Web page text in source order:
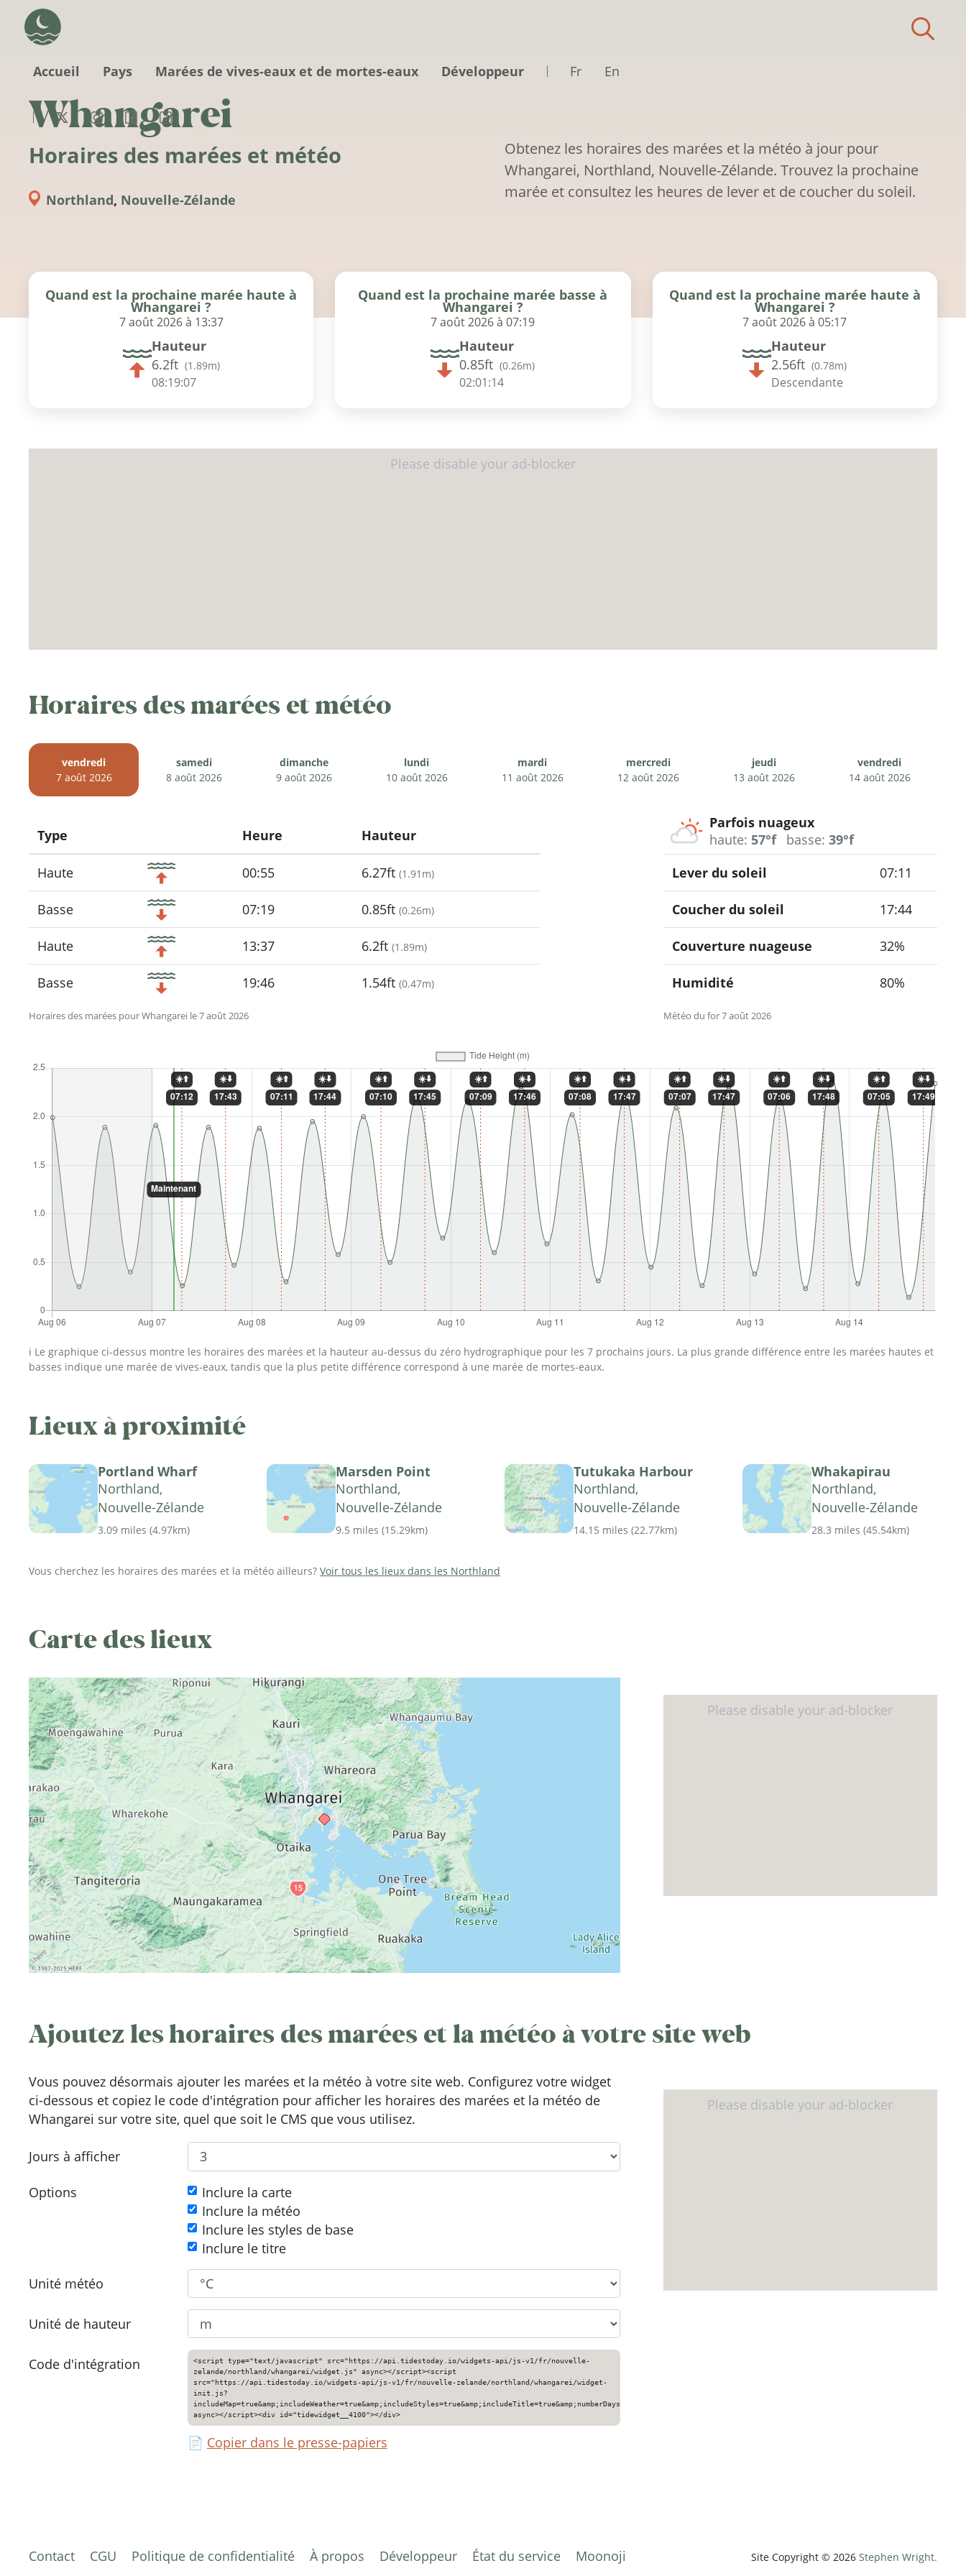
Accueil
Pays Marées de vives-eaux et de mortes-eaux Développeur Fr En
Whangarei
Horaires des marées et météo
Northland, Nouvelle-Zélande
Obtenez les horaires des marées et la météo à jour pour
Whangarei, Northland, Nouvelle-Zélande. Trouvez la prochaine
marée et consultez les heures de lever et de coucher du soleil.
Quand est la prochaine marée haute à
Whangarei ?
7 août 2026 à 13:37
Hauteur
6.2ft (1.89m)
08:19:06
Quand est la prochaine marée basse à
Whangarei ?
7 août 2026 à 07:19
Hauteur
0.85ft (0.26m)
02:01:13
Quand est la prochaine marée haute à
Whangarei ?
7 août 2026 à 05:17
Hauteur
2.56ft (0.78m)
Descendante
Horaires des marées et météo
vendredi
7 août 2026
samedi
8 août 2026
dimanche
9 août 2026
lundi
10 août 2026
mardi
11 août 2026
mercredi
12 août 2026
jeudi
13 août 2026
vendredi
14 août 2026
Horaires des marées pour Whangarei le 7 août 2026
Type
Icon
Heure Hauteur
Haute 00:55 6.27ft (1.91m)
Basse 07:19 0.85ft (0.26m)
Haute 13:37 6.2ft (1.89m)
Basse 19:46 1.54ft (0.47m)
Parfois nuageux
haute: 57°f basse: 39°f
Météo du for 7 août 2026
Lever du soleil 07:11
Coucher du soleil 17:44
Couverture nuageuse 32%
Humidité 80%
ℹ️ Le graphique ci-dessus montre les horaires des marées et la hauteur au-dessus du zéro hydrographique pour les 7 prochains jours. La plus grande différence entre les marées hautes et
basses indique une marée de vives-eaux, tandis que la plus petite différence correspond à une marée de mortes-eaux.
Lieux à proximité
Portland Wharf
Northland,
Nouvelle-Zélande
3.09 miles (4.97km)
Marsden Point
Northland,
Nouvelle-Zélande
9.5 miles (15.29km)
Tutukaka Harbour
Northland,
Nouvelle-Zélande
14.15 miles (22.77km)
Whakapirau
Northland,
Nouvelle-Zélande
28.3 miles (45.54km)
Vous cherchez les horaires des marées et la météo ailleurs? Voir tous les lieux dans les Northland
Carte des lieux
Ajoutez les horaires des marées et la météo à votre site web
Vous pouvez désormais ajouter les marées et la météo à votre site web. Configurez votre widget
ci-dessous et copiez le code d'intégration pour afficher les horaires des marées et la météo de
Whangarei sur votre site, quel que soit le CMS que vous utilisez.
Jours à afficher
Options
Inclure la carte
Inclure la météo
Inclure les styles de base
Inclure le titre
Unité météo
Unité de hauteur
Code d'intégration
<script type="text/javascript" src="https://api.tidestoday.io/widgets-api/js-v1/fr/nouvelle-
zelande/northland/whangarei/widget.js" async></script><script
src="https://api.tidestoday.io/widgets-api/js-v1/fr/nouvelle-zelande/northland/whangarei/widget-
init.js?
includeMap=true&amp;includeWeather=true&amp;includeStyles=true&amp;includeTitle=true&amp;numberDays=3&amp;weatherUnit=c&amp;heightUnit=m"
async></script><div id="tidewidget__4100"></div>
📄 Copier dans le presse-papiers
Contact CGU Politique de confidentialité À propos Développeur État du service Moonoji Site Copyright © 2026 Stephen Wright.